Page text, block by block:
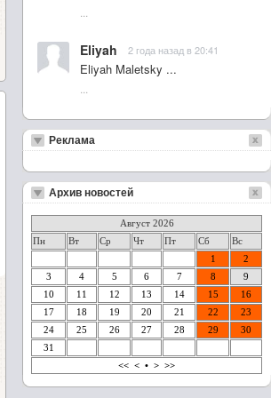
Eliyah 2 года назад в 20:41
Eliyah Maletsky ...
Реклама
Архив новостей
Август 2026
Пн
Вт Ср Чт Пт Сб
Вс
1
2
3
4 5 6 7 8
9
10
11 12 13 14 15
16
17
18 19 20 21 22
23
24
25 26 27 28 29
30
31
<< < • > >>